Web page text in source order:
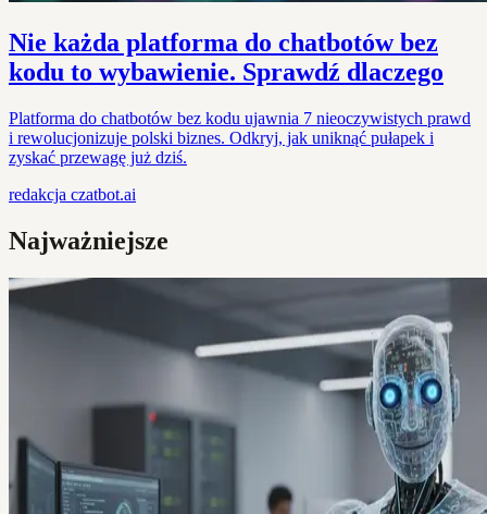
Nie każda platforma do chatbotów bez
kodu to wybawienie. Sprawdź dlaczego
Platforma do chatbotów bez kodu ujawnia 7 nieoczywistych prawd
i rewolucjonizuje polski biznes. Odkryj, jak uniknąć pułapek i
zyskać przewagę już dziś.
redakcja czatbot.ai
Najważniejsze